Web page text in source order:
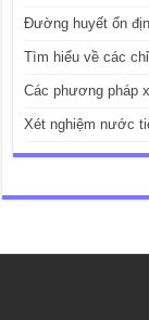
Đường huyết ổn
Tìm hiểu về các
Các phương pháp
Xét nghiệm nước